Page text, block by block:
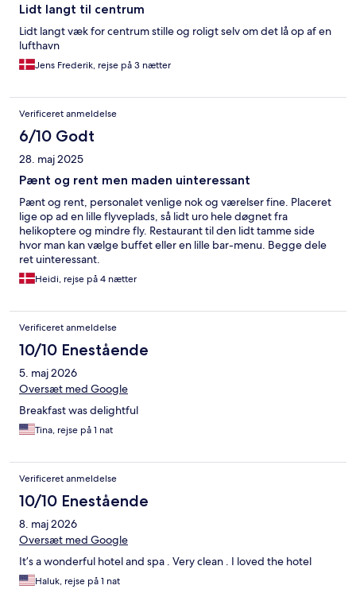
Lidt langt til centrum
Lidt langt væk for centrum stille og roligt selv om det lå op af en
lufthavn
Jens Frederik, rejse på 3 nætter
Verificeret anmeldelse
6/10 Godt
28. maj 2025
Pænt og rent men maden uinteressant
Pænt og rent, personalet venlige nok og værelser fine. Placeret
lige op ad en lille flyveplads, så lidt uro hele døgnet fra
helikoptere og mindre fly. Restaurant til den lidt tamme side
hvor man kan vælge buffet eller en lille bar-menu. Begge dele
ret uinteressant.
Heidi, rejse på 4 nætter
Verificeret anmeldelse
10/10 Enestående
5. maj 2026
Oversæt med Google
Breakfast was delightful
Tina, rejse på 1 nat
Verificeret anmeldelse
10/10 Enestående
8. maj 2026
Oversæt med Google
It’s a wonderful hotel and spa . Very clean . I loved the hotel
Haluk, rejse på 1 nat